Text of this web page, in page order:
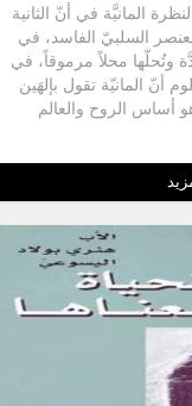
المانيَّة في أنّ الثانية
السلبيّ الفاسد، في
وتُحلّها محلاً مرموقاً، في
أنّ المانيّة تقول بإلهَين
هو أساس الروح والعالم
وترى أنّها عُنصر أساسيّ
البشريّ، وذلك لعدة